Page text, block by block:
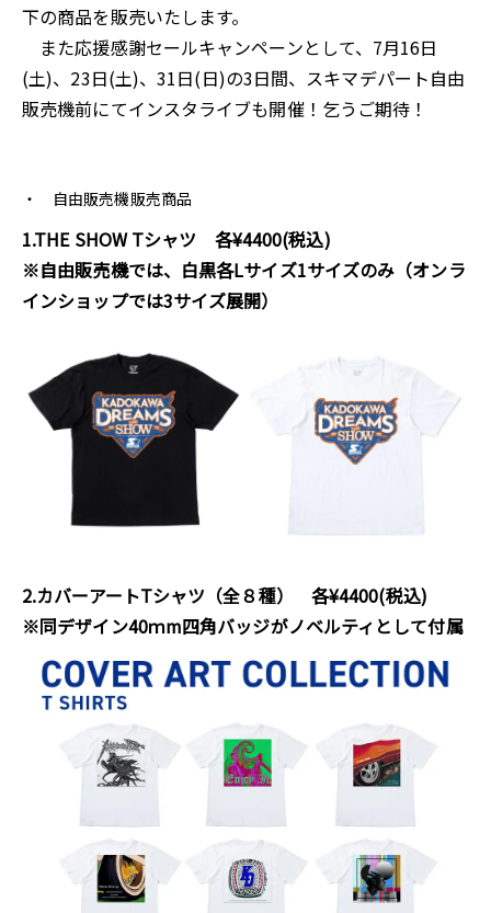
下の商品を販売いたします。
また応援感謝セールキャンペーンとして、7月16日
(土)、23日(土)、31日(日)の3日間、スキマデパート自由
販売機前にてインスタライブも開催！乞うご期待！
自由販売機販売商品
1.THE SHOW Tシャツ 各¥4400(税込)
※自由販売機では、白黒各Lサイズ1サイズのみ（オンラ
インショップでは3サイズ展開）
2.カバーアートTシャツ（全８種） 各¥4400(税込)
※同デザイン40ｍm四角バッジがノベルティとして付属